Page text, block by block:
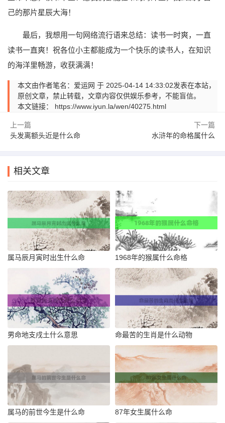
己的那片星辰大海！
最后，我想用一句网络流行语来总结：读书一时爽，一直
读书一直爽！祝各位小主都能成为一个快乐的读书人，在知识
的海洋里畅游，收获满满！
本文由作者笔名：爱运网 于 2025-04-14 14:33:02发表在本站，
原创文章，禁止转载，文章内容仅供娱乐参考，不能盲信。
本文链接： https://www.iyun.la/wen/40275.html
上一篇
头发离额头近是什么命
下一篇
水浒年的命格属什么
相关文章
属马辰月寅时出生什么命 1968年的猴属什么命格
男命地支戌土什么意思 命最苦的生肖是什么动物
属马的前世今生是什么命 87年女生属什么命